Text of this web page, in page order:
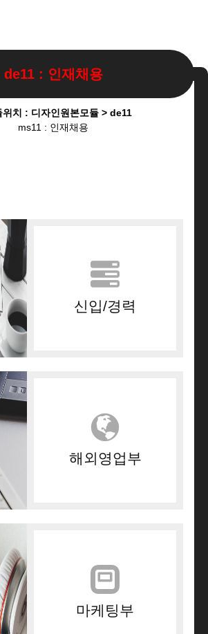
de11 : 인재채용
위치 : 디자인원본모듈 > de11
ms11 : 인재채용
신입/경력
해외영업부
마케팅부